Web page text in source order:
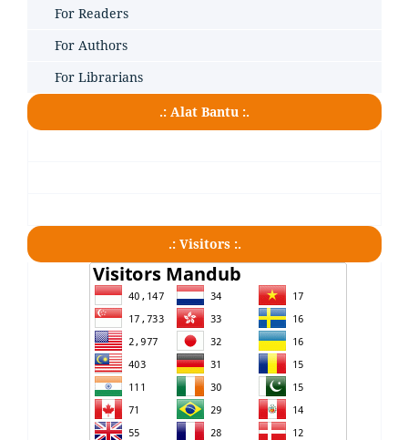
For Readers
For Authors
For Librarians
.: Alat Bantu :.
.: Visitors :.